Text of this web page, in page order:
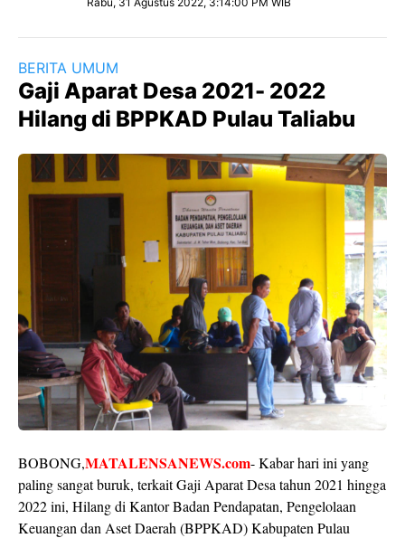
BERITA UMUM
Gaji Aparat Desa 2021- 2022
Hilang di BPPKAD Pulau Taliabu
BOBONG,MATALENSANEWS.com- Kabar hari ini yang
paling sangat buruk, terkait Gaji Aparat Desa tahun 2021 hingga
2022 ini, Hilang di Kantor Badan Pendapatan, Pengelolaan
Keuangan dan Aset Daerah (BPPKAD) Kabupaten Pulau